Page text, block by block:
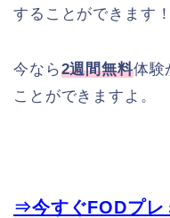
することができます！
今なら2週間無料体験
ことができますよ。
⇒今すぐFODプレ